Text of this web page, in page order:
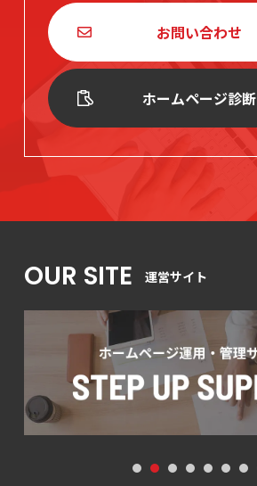
お問い合わせ
ホームページ診断
OUR SITE 運営サイト
1 2 3 4 5 6 7